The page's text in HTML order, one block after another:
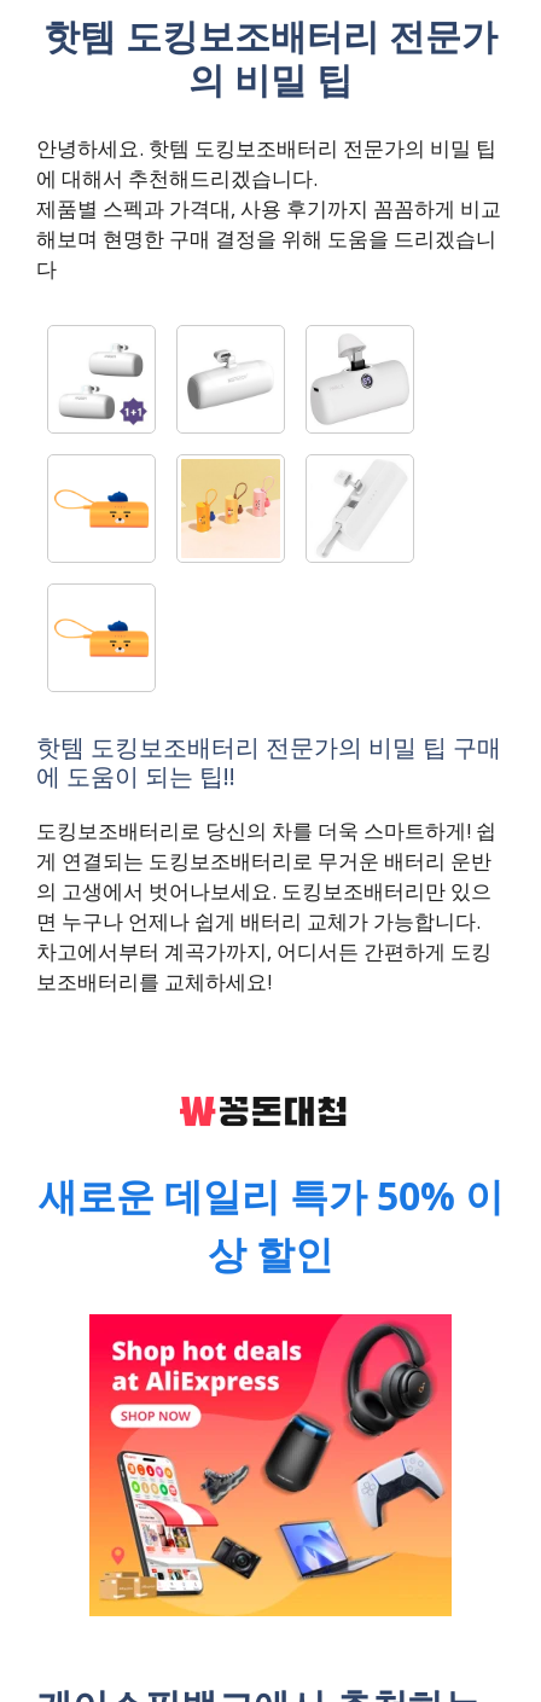
핫템 도킹보조배터리 전문가
의 비밀 팁
안녕하세요. 핫템 도킹보조배터리 전문가의 비밀 팁
에 대해서 추천해드리겠습니다.
제품별 스펙과 가격대, 사용 후기까지 꼼꼼하게 비교
해보며 현명한 구매 결정을 위해 도움을 드리겠습니
다
핫템 도킹보조배터리 전문가의 비밀 팁 구매
에 도움이 되는 팁!!
도킹보조배터리로 당신의 차를 더욱 스마트하게! 쉽
게 연결되는 도킹보조배터리로 무거운 배터리 운반
의 고생에서 벗어나보세요. 도킹보조배터리만 있으
면 누구나 언제나 쉽게 배터리 교체가 가능합니다.
차고에서부터 계곡가까지, 어디서든 간편하게 도킹
보조배터리를 교체하세요!
새로운 데일리 특가 50% 이
상 할인